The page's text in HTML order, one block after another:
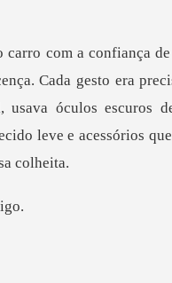
gesto era
usava óculos escuros